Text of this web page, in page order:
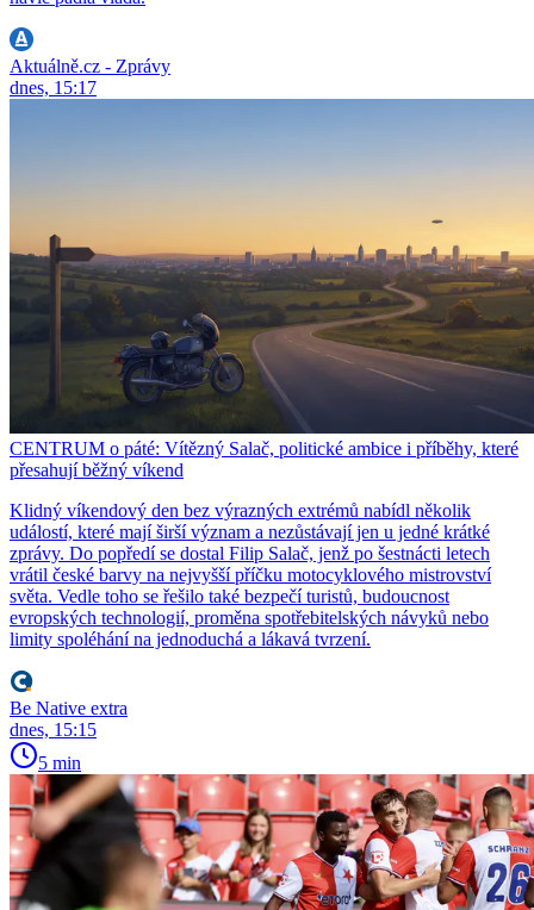
Aktuálně.cz - Zprávy
dnes, 15:17
CENTRUM o páté: Vítězný Salač, politické ambice i příběhy, které
přesahují běžný víkend
Klidný víkendový den bez výrazných extrémů nabídl několik
událostí, které mají širší význam a nezůstávají jen u jedné krátké
zprávy. Do popředí se dostal Filip Salač, jenž po šestnácti letech
vrátil české barvy na nejvyšší příčku motocyklového mistrovství
světa. Vedle toho se řešilo také bezpečí turistů, budoucnost
evropských technologií, proměna spotřebitelských návyků nebo
limity spoléhání na jednoduchá a lákavá tvrzení.
Be Native extra
dnes, 15:15
5 min